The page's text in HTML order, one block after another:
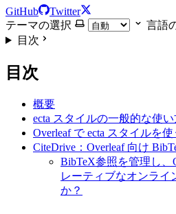
GitHub
Twitter
テーマの選択
言語
目次
目次
概要
ecta スタイルの一般的な使
Overleaf で ecta スタイルを使
CiteDrive：Overleaf 向け
BibTeX参照を管理し、
レーティブなオンライ
か？